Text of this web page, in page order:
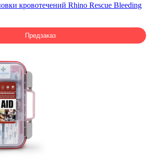
кровотечений Rhino Rescue Bleeding
Предзаказ